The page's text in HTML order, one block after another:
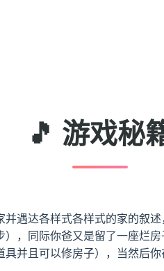
🎵 游戏秘
遇达各样式各样式的家的叙
，同际你爸又是留了一座烂
并且可以修房子），当然后